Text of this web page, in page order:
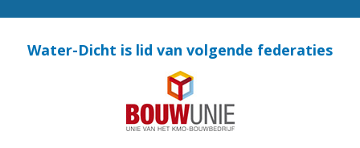
Water-Dicht is lid van volgende federaties